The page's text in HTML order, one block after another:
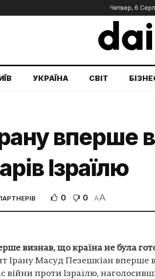
Четвер, 6
УКРАЇНА СВІТ
вперше
Ізраїлю
0 0 AA
визнав, що країна не була
Ірану Масуд Пезешкіан вперше
війни проти Ізраїлю,